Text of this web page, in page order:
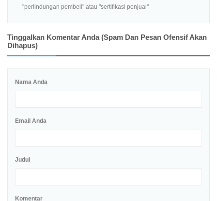
"perlindungan pembeli" atau "sertifikasi penjual"
Tinggalkan Komentar Anda (spam Dan Pesan Ofensif Akan
Dihapus)
Nama Anda
Email Anda
Judul
Komentar